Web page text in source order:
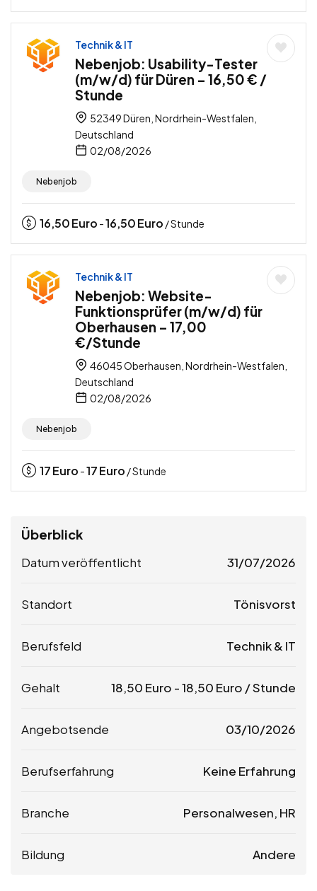
Technik & IT
Nebenjob: Usability-Tester
(m/w/d) für Düren – 16,50 € /
Stunde
52349 Düren, Nordrhein-Westfalen,
Deutschland
02/08/2026
Nebenjob
16,50Euro -16,50Euro / Stunde
Technik & IT
Nebenjob: Website-
Funktionsprüfer (m/w/d) für
Oberhausen – 17,00
€/Stunde
46045 Oberhausen, Nordrhein-Westfalen,
Deutschland
02/08/2026
Nebenjob
17Euro -17Euro / Stunde
Überblick
Datum veröffentlicht 31/07/2026
Standort Tönisvorst
Berufsfeld Technik & IT
Gehalt 18,50 Euro -18,50 Euro / Stunde
Angebotsende 03/10/2026
Berufserfahrung Keine Erfahrung
Branche Personalwesen, HR
Bildung Andere